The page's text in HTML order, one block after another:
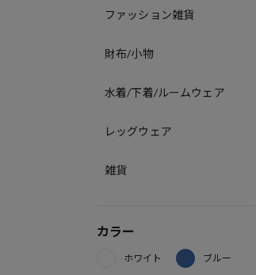
ファッション雑貨
財布/小物
水着/下着/ルームウェア
レッグウェア
雑貨
カラー
ホワイト ブルー